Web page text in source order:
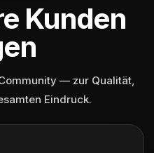
Kunden
— zur Qualität,
Eindruck.